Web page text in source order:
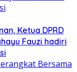
Ketua DPRD
Fauzi hadiri